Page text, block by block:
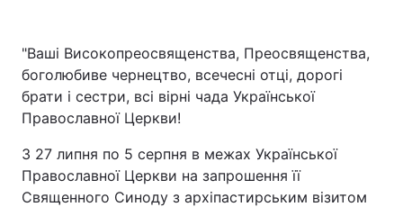
"Ваші Високопреосвященства, Преосвященства,
боголюбиве чернецтво, всечесні отці, дорогі
брати і сестри, всі вірні чада Української
Православної Церкви!
З 27 липня по 5 серпня в межах Української
Православної Церкви на запрошення її
Священного Синоду з архіпастирським візитом